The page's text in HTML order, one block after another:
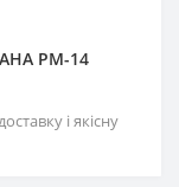
РМ-14
і якісну